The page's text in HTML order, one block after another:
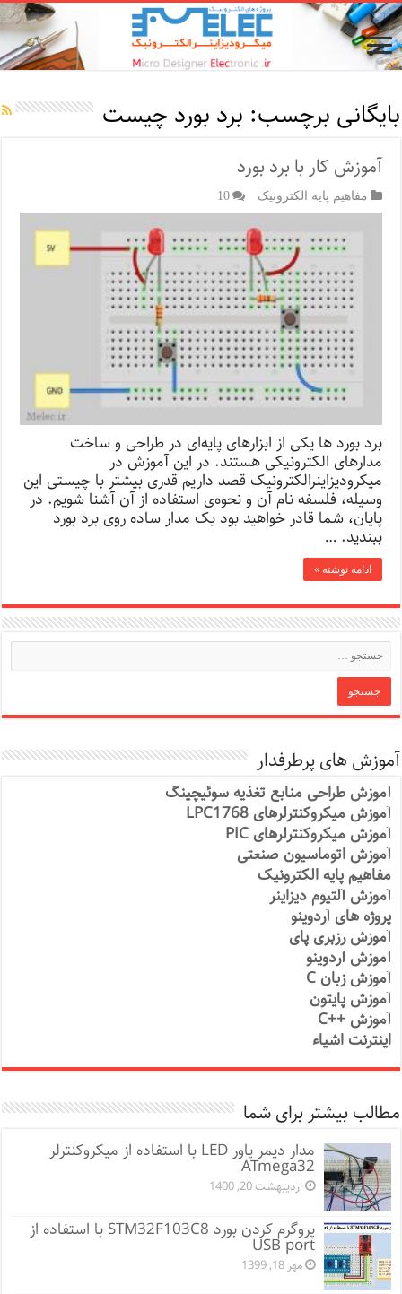
بایگانی برچسب: برد بورد چیست
آموزش کار با برد بورد
مفاهیم پایه الکترونیک 10
برد بورد ها یکی از ابزارهای پایه‌ای در طراحی و ساخت
مدارهای الکترونیکی هستند. در این آموزش در
میکرودیزاینرالکترونیک قصد داریم قدری بیشتر با چیستی این
وسیله، فلسفه نام آن و نحوه‌ی استفاده از آن آشنا شویم. در
پایان، شما قادر خواهید بود یک مدار ساده روی برد بورد
ببندید. …
ادامه نوشته »
آموزش های پرطرفدار
آموزش طراحی منابع تغذیه سوئیچینگ
آموزش میکروکنترلرهای LPC1768
آموزش میکروکنترلرهای PIC
آموزش اتوماسیون صنعتی
مفاهیم پایه الکترونیک
آموزش آلتیوم دیزاینر
پروژه های آردوینو
آموزش رزبری پای
آموزش آردوینو
آموزش زبان C
آموزش پایتون
آموزش ++C
اینترنت اشیاء
مطالب بیشتر برای شما
مدار دیمر پاور LED با استفاده از میکروکنترلر
ATmega32
اردیبهشت 20, 1400
پروگرم کردن بورد STM32F103C8 با استفاده از
USB port
مهر 18, 1399